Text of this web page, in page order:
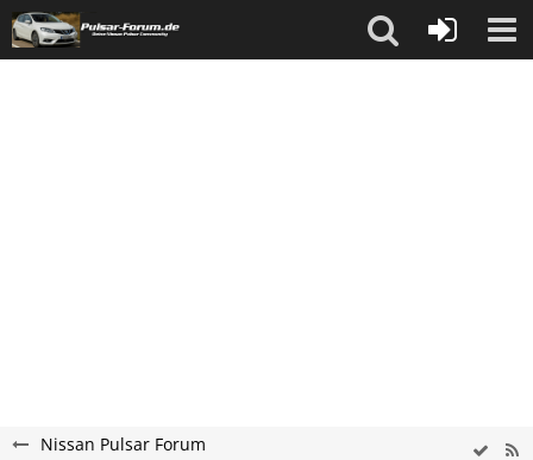
Nissan Pulsar Forum